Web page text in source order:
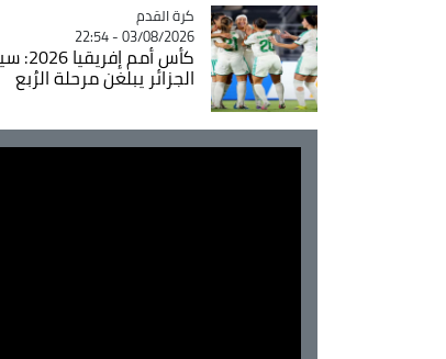
Catégorie
كرة القدم
03/08/2026 - 22:54
كأس أمم
الجزائر يبلغن مرحلة الرُبع